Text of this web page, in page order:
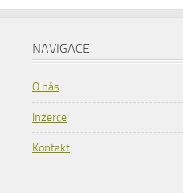
NAVIGACE
O nás
Inzerce
Kontakt